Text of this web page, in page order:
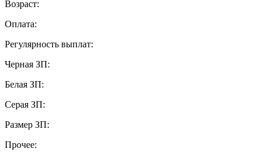
Возраст:
Оплата:
Регулярность выплат:
Черная ЗП:
Белая ЗП:
Серая ЗП:
Размер ЗП:
Прочее: